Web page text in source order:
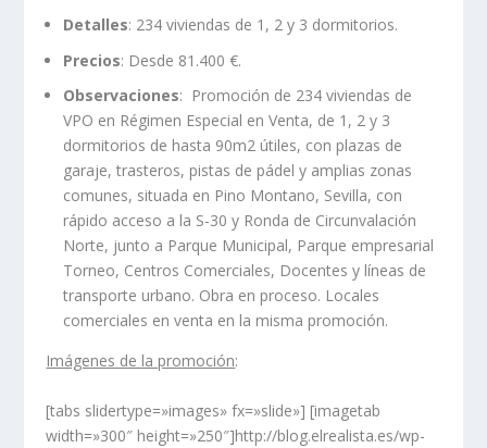
Detalles: 234 viviendas de 1, 2 y 3 dormitorios.
Precios: Desde 81.400 €.
Observaciones: Promoción de 234 viviendas de
VPO en Régimen Especial en Venta, de 1, 2 y 3
dormitorios de hasta 90m2 útiles, con plazas de
garaje, trasteros, pistas de pádel y amplias zonas
comunes, situada en Pino Montano, Sevilla, con
rápido acceso a la S-30 y Ronda de Circunvalación
Norte, junto a Parque Municipal, Parque empresarial
Torneo, Centros Comerciales, Docentes y líneas de
transporte urbano. Obra en proceso. Locales
comerciales en venta en la misma promoción.
Imágenes de la promoción:
[tabs slidertype=»images» fx=»slide»] [imagetab
width=»300″ height=»250″]http://blog.elrealista.es/wp-